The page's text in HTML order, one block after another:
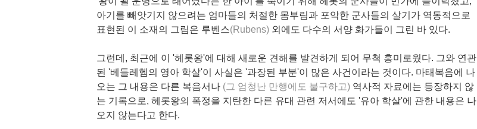
아기를 빼앗기지 않으려는 엄마들의 처절한 몸부림과 포악한 군사들의 살기가 역동적으로
표현된 이 소재의 그림은 루벤스(Rubens) 외에도 다수의 서양 화가들이 그린 바 있다.
그런데, 최근에 이 '헤롯왕'에 대해 새로운 견해를 발견하게 되어 무척 흥미로웠다. 그와 연관
된 '베들레헴의 영아 학살'이 사실은 '과장된 부분'이 많은 사건이라는 것이다. 마태복음에 나
오는 그 내용은 다른 복음서나 (그 엄청난 만행에도 불구하고) 역사적 자료에는 등장하지 않
는 기록으로, 헤롯왕의 폭정을 지탄한 다른 유대 관련 저서에도 '유아 학살'에 관한 내용은 나
오지 않는다고 한다.